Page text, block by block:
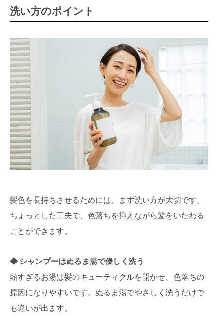
洗い方のポイント
髪色を長持ちさせるためには、まず洗い方が大切です。
ちょっとした工夫で、色落ちを抑えながら髪をいたわる
ことができます。
シャンプーはぬるま湯で優しく洗う
熱すぎるお湯は髪のキューティクルを開かせ、色落ちの
原因になりやすいです。ぬるま湯でやさしく洗うだけで
も違いが出ます。